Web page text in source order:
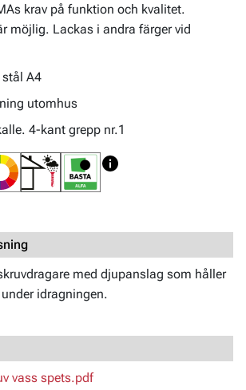
krav på funktion och kvalitet.
möjlig. Lackas i andra färger vid
A4
utomhus
4-kant grepp nr.1
med djupanslag som håller
idragningen.
vass spets.pdf